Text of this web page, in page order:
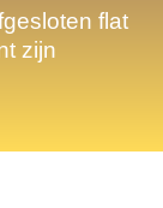
flat
zijn